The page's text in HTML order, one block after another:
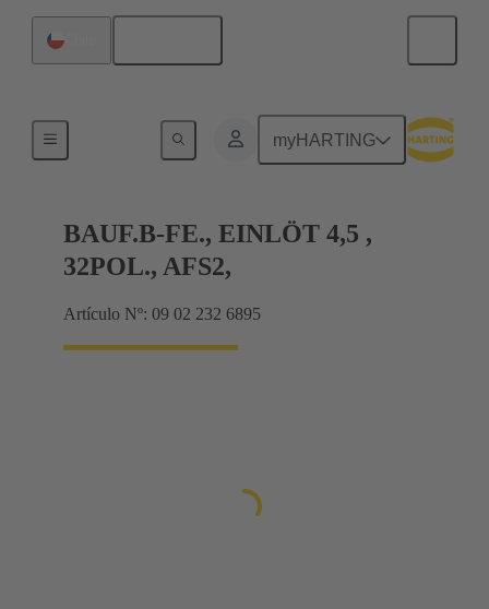
myHARTING
Terminación de placa madre a tarjeta hija
BAUF.B-FE., EINLÖT 4,5 ,
32POL., AFS2,
Artículo Nº: 09 02 232 6895